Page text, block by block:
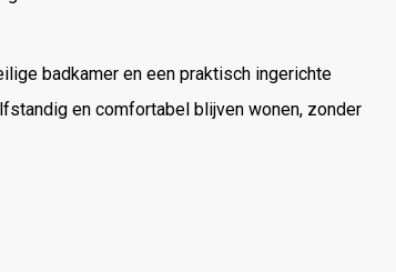
badkamer en een praktisch ingerichte
en comfortabel blijven wonen, zonder